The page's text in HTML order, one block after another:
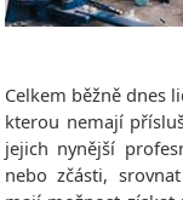
Celkem běžně dnes
kterou nemají
jejich nynější
nebo zčásti,